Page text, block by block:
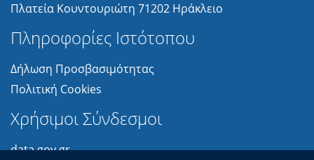
Πλατεία Κουντουριώτη 71202 Ηράκλειο
Πληροφορίες Ιστότοπου
Δήλωση Προσβασιμότητας
Πολιτική Cookies
Χρήσιμοι Σύνδεσμοι
data.gov.gr